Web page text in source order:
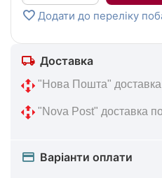
Додати до переліку
Доставка
"Нова Пошта" доставка
"Nova Post" доставка
Варіанти оплати